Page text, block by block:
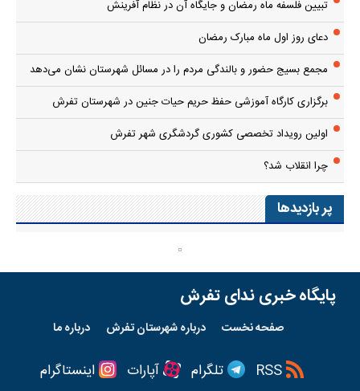
تبیین فلسفه ماه رمضان و جایگاه آن در نظام آفرینش
دعای روز اول ماه مبارک رمضان
مجمع بسیج حضور و بالندگی مردم را در مسائل شهرستان نشان می‌دهد
برگزاری کارگاه آموزشی حفظ حریم حیات جنین در شهرستان تفرش
اولین رویداد تخصصی کشوری گردشگری شهر تفرش
چرا انقلاب شد؟
پر بازدیدها
پایگاه خبری ندای تفرش
صفحه نخست درباره شهرستان تفرش درباره ما
تلگرام آپارات اینستاگرام